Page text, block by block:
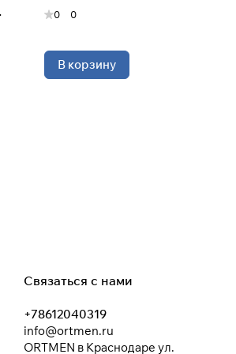
0 0
В корзину
Связаться с нами
+78612040319
info@ortmen.ru
ORTMEN в Краснодаре ул.